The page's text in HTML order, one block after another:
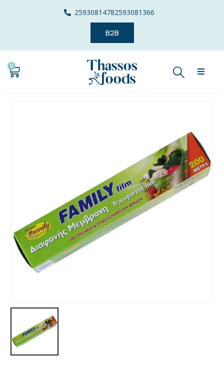
25930814782593081366
B2B
0